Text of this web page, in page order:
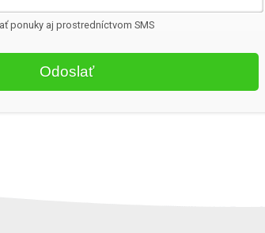
ponuky aj prostredníctvom SMS